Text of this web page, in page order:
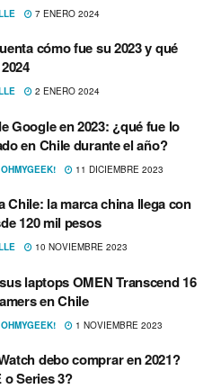
7 ENERO 2024
cómo fue su 2023 y qué
2 ENERO 2024
Google en 2023: ¿qué fue lo
en Chile durante el año?
11 DICIEMBRE 2023
Chile: la marca china llega con
120 mil pesos
10 NOVIEMBRE 2023
laptops OMEN Transcend 16
en Chile
1 NOVIEMBRE 2023
debo comprar en 2021?
o Series 3?